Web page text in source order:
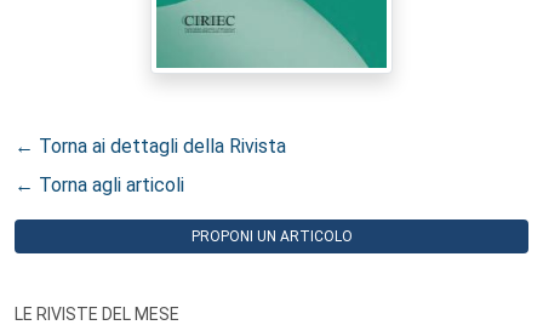
← Torna ai dettagli della Rivista
← Torna agli articoli
PROPONI UN ARTICOLO
LE RIVISTE DEL MESE